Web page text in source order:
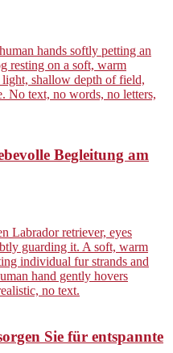
Begleitung am
Sie für entspannte